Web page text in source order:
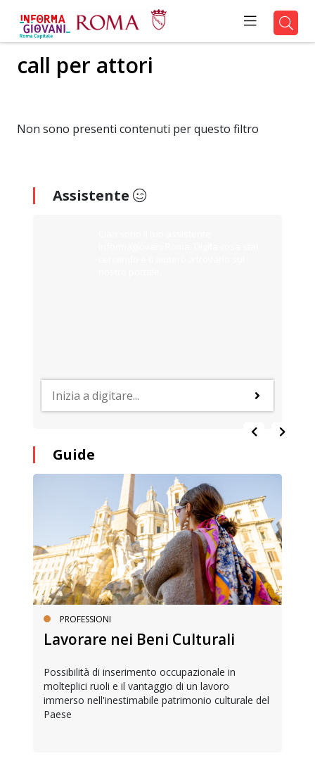
call per attori
Non sono presenti contenuti per questo filtro
Assistente
Guide
PROFESSIONI
Lavorare nei Beni Culturali
Possibilità di inserimento occupazionale in
molteplici ruoli e il vantaggio di un lavoro
immerso nell'inestimabile patrimonio culturale del
Paese